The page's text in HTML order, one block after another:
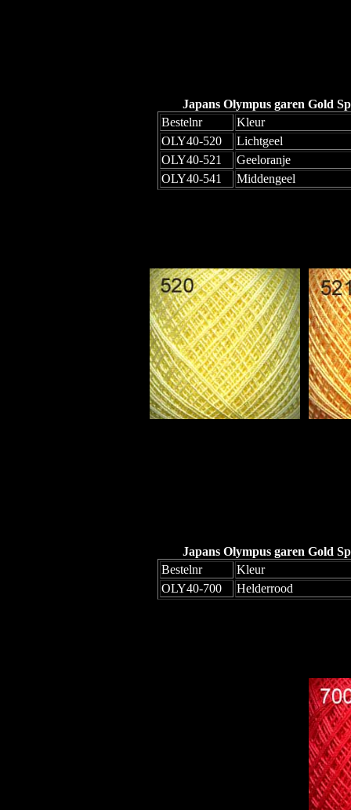
Japans Olympus garen Gold
Bestelnr
Kleur
OLY40-520
Lichtgeel
OLY40-521
Geeloranje
OLY40-541
Middengeel
Japans Olympus garen Gold
Bestelnr
Kleur
OLY40-700
Helderrood